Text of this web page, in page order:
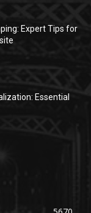
Expert Tips for
Essential